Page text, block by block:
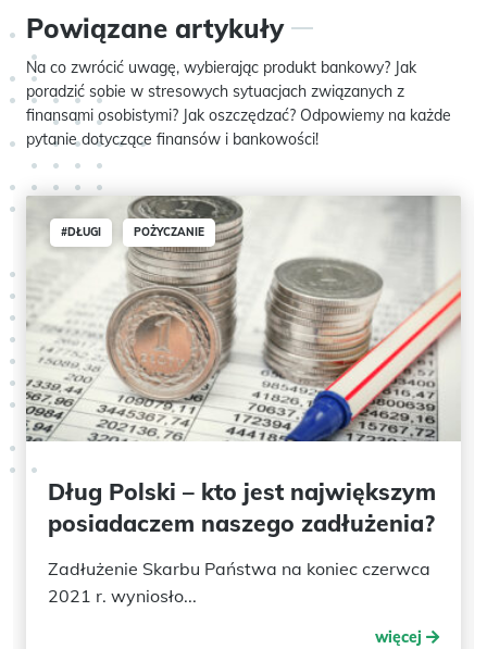
Powiązane artykuły
Na co zwrócić uwagę, wybierając produkt bankowy? Jak
poradzić sobie w stresowych sytuacjach związanych z
finansami osobistymi? Jak oszczędzać? Odpowiemy na każde
pytanie dotyczące finansów i bankowości!
#DŁUGI POŻYCZANIE
Dług Polski – kto jest największym
posiadaczem naszego zadłużenia?
Zadłużenie Skarbu Państwa na koniec czerwca
2021 r. wyniosło...
więcej